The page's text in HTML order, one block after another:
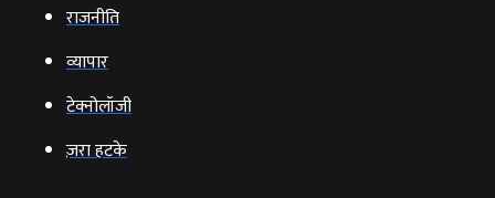
राजनीति
व्‍यापार
टेक्‍नोलॉजी
ज़रा हटके